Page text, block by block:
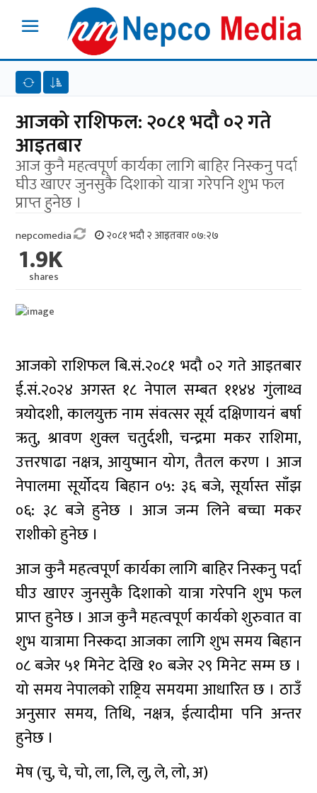
आजको राशिफल: २०८१ भदौ ०२ गते
आइतबार
आज कुनै महत्वपूर्ण कार्यका लागि बाहिर निस्कनु पर्दा
घीउ खाएर जुनसुकै दिशाको यात्रा गरेपनि शुभ फल
प्राप्त हुनेछ ।
nepcomedia २०८१ भदौ २ आइतवार ०७:२७
1.9K
shares
आजको राशिफल बि.सं.२०८१ भदौ ०२ गते आइतबार
ई.सं.२०२४ अगस्त १८ नेपाल सम्बत ११४४ गुंलाथ्व
त्रयोदशी, कालयुक्त नाम संवत्सर सूर्य दक्षिणायनं बर्षा
ऋतु, श्रावण शुक्ल चतुर्दशी, चन्द्रमा मकर राशिमा,
उत्तरषाढा नक्षत्र, आयुष्मान योग, तैतल करण । आज
नेपालमा सूर्योदय बिहान ०५: ३६ बजे, सूर्यास्त साँझ
०६: ३८ बजे हुनेछ । आज जन्म लिने बच्चा मकर
राशीको हुनेछ ।
आज कुनै महत्वपूर्ण कार्यका लागि बाहिर निस्कनु पर्दा
घीउ खाएर जुनसुकै दिशाको यात्रा गरेपनि शुभ फल
प्राप्त हुनेछ । आज कुनै महत्वपूर्ण कार्यको शुरुवात वा
शुभ यात्रामा निस्कदा आजका लागि शुभ समय बिहान
०८ बजेर ५१ मिनेट देखि १० बजेर २९ मिनेट सम्म छ ।
यो समय नेपालको राष्ट्रिय समयमा आधारित छ । ठाउँ
अनुसार समय, तिथि, नक्षत्र, ईत्यादीमा पनि अन्तर
हुनेछ ।
मेष (चु, चे, चो, ला, लि, लु, ले, लो, अ)